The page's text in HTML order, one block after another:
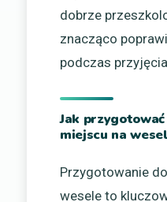
dobrze
znacząco
podczas
Jak
miejscu na
Przygotowanie
wesele to